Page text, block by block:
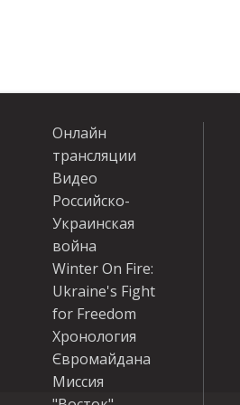
Онлайн
трансляции
Видео
Российско-
Украинская
война
Winter On Fire:
Ukraine's Fight
for Freedom
Хронология
Євромайдана
Миссия